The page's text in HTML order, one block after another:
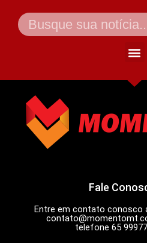
Fale
Entre em contato conosco
telefone 65